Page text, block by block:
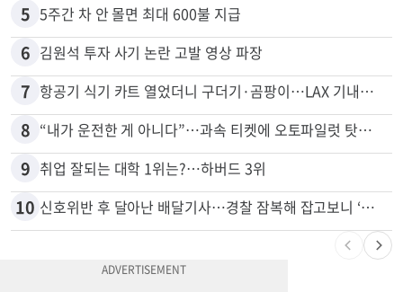
5 5주간 차 안 몰면 최대 600불 지급
6 김원석 투자 사기 논란 고발 영상 파장
7 항공기 식기 카트 열었더니 구더기·곰팡이…LAX 기내식 업체 논란
8 “내가 운전한 게 아니다”…과속 티켓에 오토파일럿 탓한 운전자
9 취업 잘되는 대학 1위는?…하버드 3위
10 신호위반 후 달아난 배달기사…경찰 잠복해 잡고보니 ‘반전’